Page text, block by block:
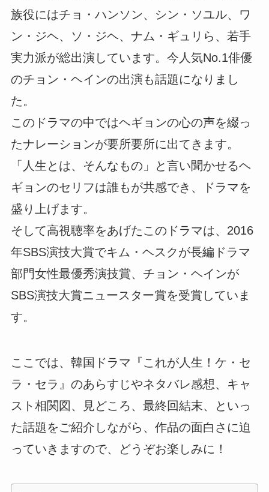
族役にはチョ・ハンソン、シン・ソユル、ワ
ン・ジヘ、ソ・ジヘ、ナム・ギュリら、若手
実力派が総出演しています。今人気No.1俳優
のチョン・ヘインの出演も話題になりまし
た。
このドラマの中ではヘギョンの心の声を綴っ
たナレーションが要所要所に出てきます。
「人生とは、そんなもの」と言い聞かせるヘ
ギョンのセリフは誰もが共感でき、ドラマを
盛り上げます。
そして高視聴率をあげたこのドラマは、2016
年SBS演技大賞でキム・ヘスクが長編ドラマ
部門女性最優秀演技賞、チョン・ヘインが
SBS演技大賞ニュースター賞を受賞していま
す。
ここでは、韓国ドラマ『これが人生！ケ・セ
ラ・セラ』のあらすじやネタバレ感想、キャ
スト相関図、見どころ、最終回結末、といっ
た話題をご紹介しながら、作品の面白さに迫
っていきますので、どうぞお楽しみに！